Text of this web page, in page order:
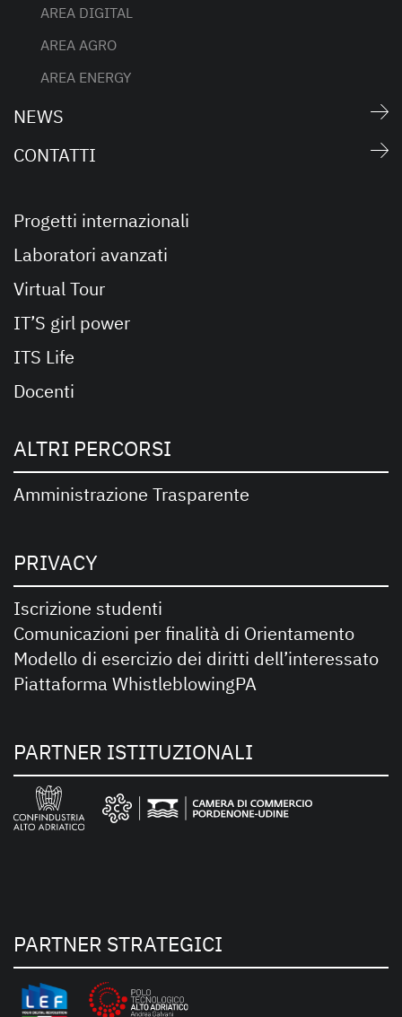
AREA DIGITAL
AREA AGRO
AREA ENERGY
NEWS
CONTATTI
Progetti internazionali
Laboratori avanzati
Virtual Tour
IT’S girl power
ITS Life
Docenti
ALTRI PERCORSI
Amministrazione Trasparente
PRIVACY
Iscrizione studenti
Comunicazioni per finalità di Orientamento
Modello di esercizio dei diritti dell’interessato
Piattaforma WhistleblowingPA
PARTNER ISTITUZIONALI
PARTNER STRATEGICI